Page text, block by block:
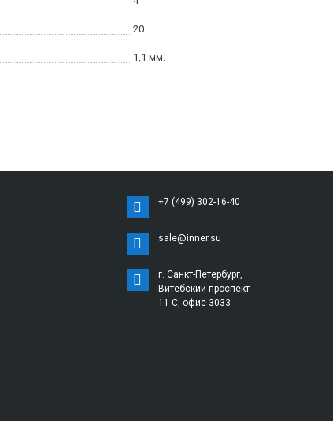
20
1,1 мм.
+7 (499) 302-16-40
sale@inner.su
г. Санкт-Петербург,
Витебский проспект
11 С, офис 3033